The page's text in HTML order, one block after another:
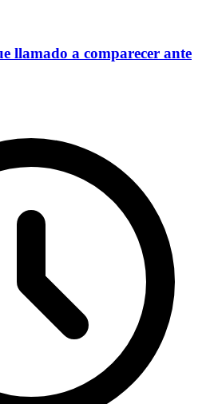
llamado a comparecer ante